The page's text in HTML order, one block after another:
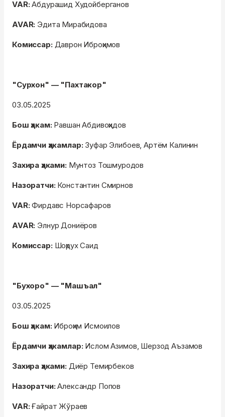
VAR:Абдурашид Худойберганов
AVAR: Эдита Мирабидова
Комиссар: Даврон Иброҳимов
"Сурхон" — "Пахтакор"
03.05.2025
Бош ҳакам:Равшан Абдивоҳидов
Ёрдамчи ҳакамлар: Зуфар Элибоев, Артём Калинин
Захира ҳаками: Мунтоз Тошмуродов
Назоратчи: Константин Смирнов
VAR:Фирдавс Норсафаров
AVAR: Элнур Дониёров
Комиссар:Шоҳрух Саид
"Бухоро" — "Машъал"
03.05.2025
Бош ҳакам:Иброҳим Исмоилов
Ёрдамчи ҳакамлар: Ислом Азимов, Шерзод Аъзамов
Захира ҳаками:Диёр Темирбеков
Назоратчи:Александр Попов
VAR:Ғайрат Жўраев